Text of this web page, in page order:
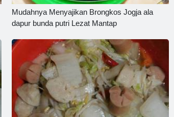
Mudahnya Menyajikan Brongkos Jogja ala
dapur bunda putri Lezat Mantap